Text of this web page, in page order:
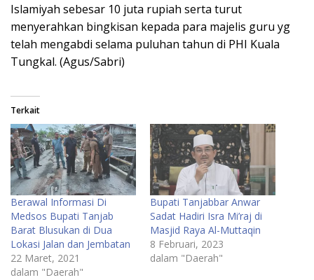
Islamiyah sebesar 10 juta rupiah serta turut
menyerahkan bingkisan kepada para majelis guru yg
telah mengabdi selama puluhan tahun di PHI Kuala
Tungkal. (Agus/Sabri)
Terkait
Berawal Informasi Di
Medsos Bupati Tanjab
Barat Blusukan di Dua
Lokasi Jalan dan Jembatan
22 Maret, 2021
dalam "Daerah"
Bupati Tanjabbar Anwar
Sadat Hadiri Isra Mi’raj di
Masjid Raya Al-Muttaqin
8 Februari, 2023
dalam "Daerah"